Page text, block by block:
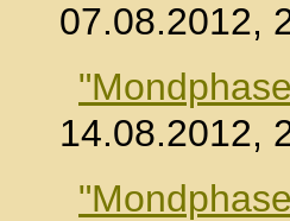
07.08.2012,
14.08.2012,